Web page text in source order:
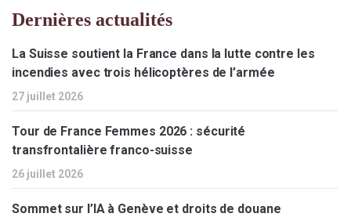
Dernières actualités
La Suisse soutient la France dans la lutte contre les
incendies avec trois hélicoptères de l’armée
27 juillet 2026
Tour de France Femmes 2026 : sécurité
transfrontalière franco-suisse
26 juillet 2026
Sommet sur l’IA à Genève et droits de douane